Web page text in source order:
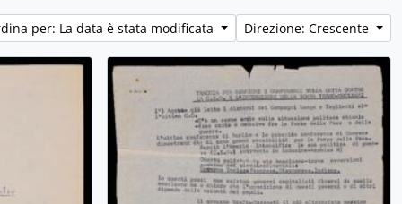
per: La data è stata modificata Direzione: Crescente